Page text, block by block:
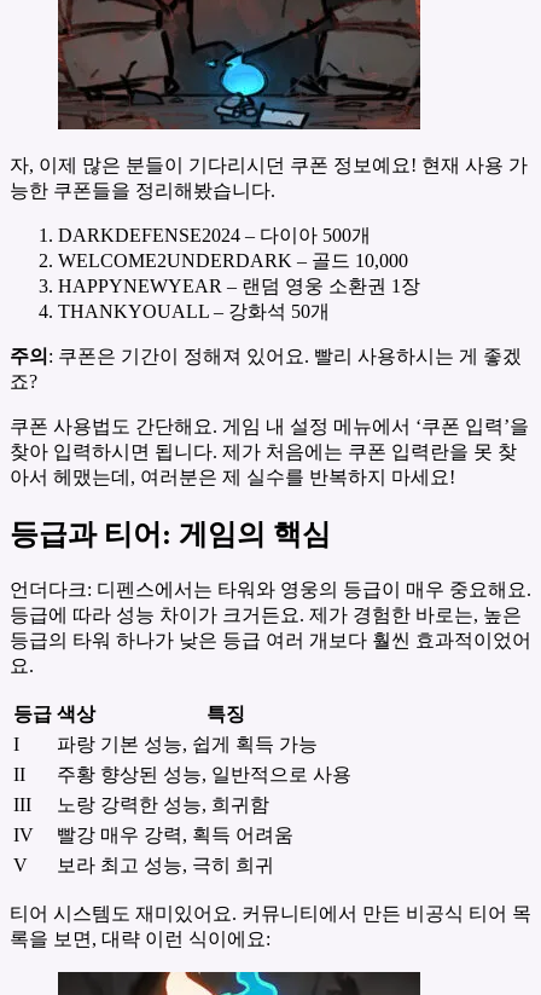
자, 이제 많은 분들이 기다리시던 쿠폰 정보예요! 현재 사용 가
능한 쿠폰들을 정리해봤습니다.
DARKDEFENSE2024 – 다이아 500개
WELCOME2UNDERDARK – 골드 10,000
HAPPYNEWYEAR – 랜덤 영웅 소환권 1장
THANKYOUALL – 강화석 50개
주의 : 쿠폰은 기간이 정해져 있어요. 빨리 사용하시는 게 좋겠
죠?
쿠폰 사용법도 간단해요. 게임 내 설정 메뉴에서 ‘쿠폰 입력’을
찾아 입력하시면 됩니다. 제가 처음에는 쿠폰 입력란을 못 찾
아서 헤맸는데, 여러분은 제 실수를 반복하지 마세요!
등급과 티어: 게임의 핵심
언더다크: 디펜스에서는 타워와 영웅의 등급이 매우 중요해요.
등급에 따라 성능 차이가 크거든요. 제가 경험한 바로는, 높은
등급의 타워 하나가 낮은 등급 여러 개보다 훨씬 효과적이었어
요.
등급 색상
특징
I
파랑 기본 성능, 쉽게 획득 가능
II
주황 향상된 성능, 일반적으로 사용
III
노랑 강력한 성능, 희귀함
IV
빨강 매우 강력, 획득 어려움
V
보라 최고 성능, 극히 희귀
티어 시스템도 재미있어요. 커뮤니티에서 만든 비공식 티어 목
록을 보면, 대략 이런 식이에요: